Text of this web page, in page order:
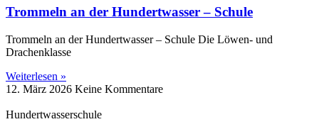
Trommeln an der Hundertwasser – Schule
Trommeln an der Hundertwasser – Schule Die Löwen‑ und
Drachenklasse
Weiterlesen »
12. März 2026 Keine Kommentare
Hundertwasserschule